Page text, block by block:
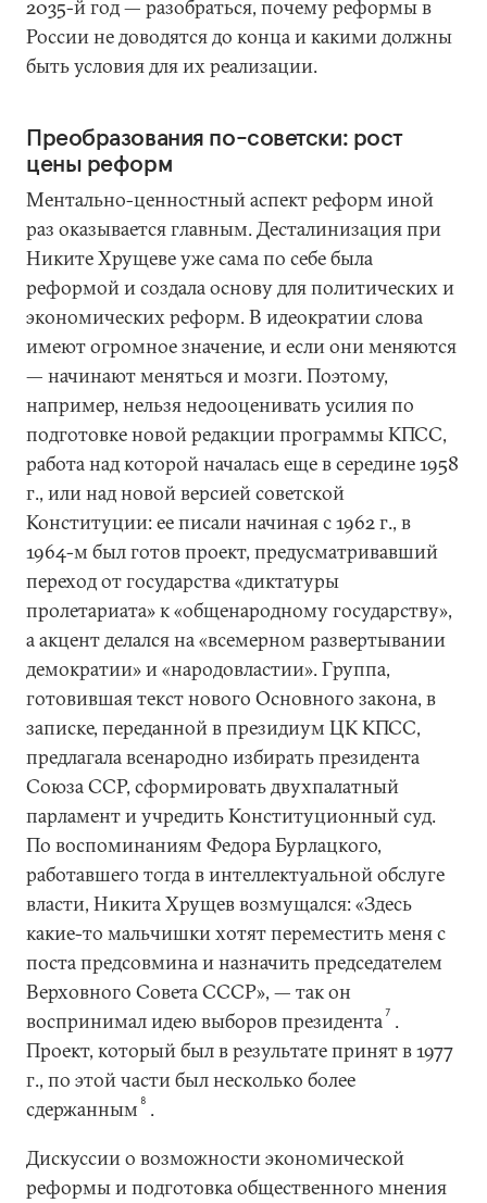
2035-й год — разобраться, почему реформы в
России не доводятся до конца и какими должны
быть условия для их реализации.
Преобразования по-советски: рост
цены реформ
Ментально-ценностный аспект реформ иной
раз оказывается главным. Десталинизация при
Никите Хрущеве уже сама по себе была
реформой и создала основу для политических и
экономических реформ. В идеократии слова
имеют огромное значение, и если они меняются
— начинают меняться и мозги. Поэтому,
например, нельзя недооценивать усилия по
подготовке новой редакции программы КПСС,
работа над которой началась еще в середине 1958
г., или над новой версией советской
Конституции: ее писали начиная с 1962 г., в
1964-м был готов проект, предусматривавший
переход от государства «диктатуры
пролетариата» к «общенародному государству»,
а акцент делался на «всемерном развертывании
демократии» и «народовластии». Группа,
готовившая текст нового Основного закона, в
записке, переданной в президиум ЦК КПСС,
предлагала всенародно избирать президента
Союза ССР, сформировать двухпалатный
парламент и учредить Конституционный суд.
По воспоминаниям Федора Бурлацкого,
работавшего тогда в интеллектуальной обслуге
власти, Никита Хрущев возмущался: «Здесь
какие-то мальчишки хотят переместить меня с
поста предсовмина и назначить председателем
Верховного Совета СССР», — так он
воспринимал идею выборов президента7 .
Проект, который был в результате принят в 1977
г., по этой части был несколько более
сдержанным 8 .
Дискуссии о возможности экономической
реформы и подготовка общественного мнения